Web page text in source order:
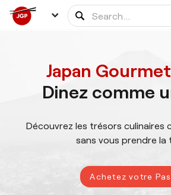
Japan Gourmet
Dinez comme
Découvrez les trésors culinaires
sans vous prendre la
Achetez votre